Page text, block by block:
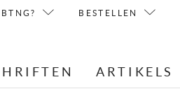
BESTELLEN
ARTIKELS